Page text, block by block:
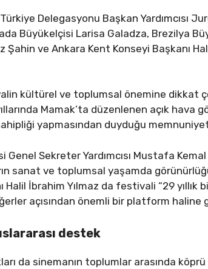
Delegasyonu Başkan Yardımcısı
Büyükelçisi Larisa Galadza, Brezilya
ve Ankara Kent Konseyi Başkanı
kültürel ve toplumsal önemine dikkat
Mamak’ta düzenlenen açık
yapmasından duyduğu
Sekreter Yardımcısı Mustafa
sanat ve toplumsal yaşamda
Halil İbrahim Yılmaz da festivali “29 yıllık
açısından önemli bir platform haline
destek
da sinemanın toplumlar arasında